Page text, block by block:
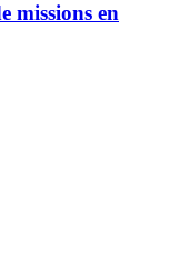
missions en